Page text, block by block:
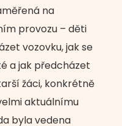
na
provozu – děti
vozovku, jak se
a jak předcházet
žáci, konkrétně
aktuálnímu
byla vedena